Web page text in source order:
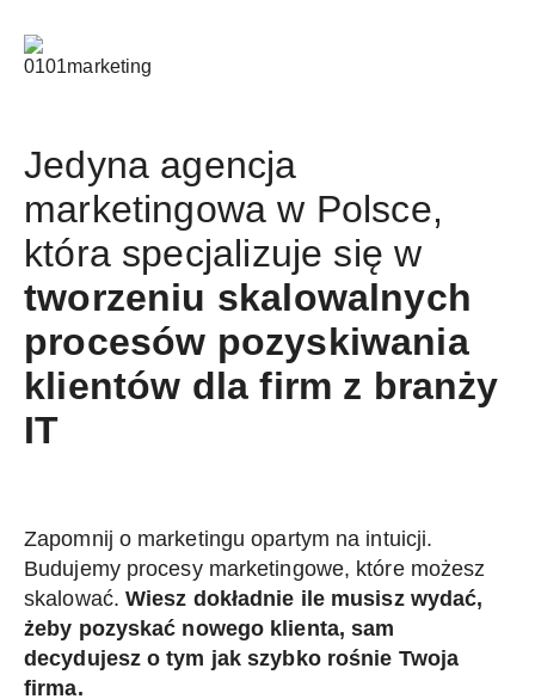
Jedyna agencja
marketingowa w Polsce,
która specjalizuje się w
tworzeniu skalowalnych
procesów pozyskiwania
klientów dla firm z branży
IT
Zapomnij o marketingu opartym na intuicji.
Budujemy procesy marketingowe, które możesz
skalować. Wiesz dokładnie ile musisz wydać,
żeby pozyskać nowego klienta, sam
decydujesz o tym jak szybko rośnie Twoja
firma.